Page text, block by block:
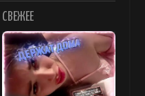
СВЕЖЕЕ